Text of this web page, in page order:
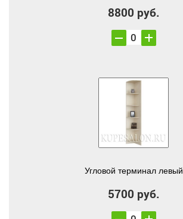
8800 руб.
Угловой терминал левый
5700 руб.